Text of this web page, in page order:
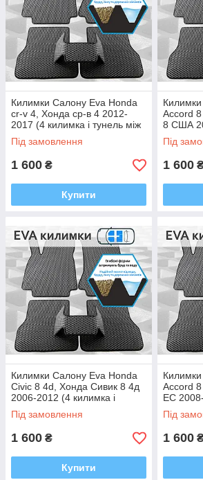
Килимки Салону Eva Honda
cr-v 4, Хонда ср-в 4 2012-
2017 (4 килимка і тунель між
задніми, багато кольорів Ева,
Єва)
Під замовлення
1 600 ₴
Купити
Accord
8 США
і тунель
Під
1 600
Килимки Салону Eva Honda
Civic 8 4d, Хонда Сивик 8 4д
2006-2012 (4 килимка і
тунель між задніми, багато
кольорів Ева, Єва)
Під замовлення
1 600 ₴
Купити
Accord
ЕС
тунель
Під
1 600